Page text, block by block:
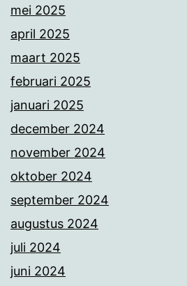
mei 2025
april 2025
maart 2025
februari 2025
januari 2025
december 2024
november 2024
oktober 2024
september 2024
augustus 2024
juli 2024
juni 2024